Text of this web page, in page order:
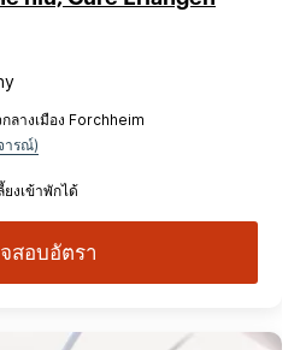
ลางเมือง Forchheim
ารณ์)
ยงเข้าพักได้
สอบอัตรา